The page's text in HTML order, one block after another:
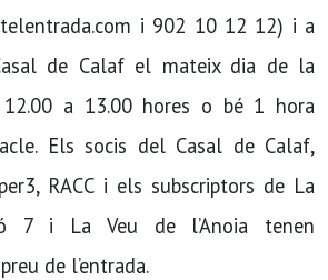
i 902 10 12 12) i a
de Calaf el mateix dia de la
12.00 a 13.00 hores o bé 1 hora
Els socis del Casal de Calaf,
RACC i els subscriptors de La
7 i La Veu de l’Anoia tenen
de l’entrada.